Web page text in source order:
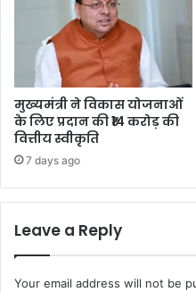
मुख्यमंत्री ने विकास योजनाओं
के लिए प्रदान की ₹14 करोड़ की
वित्तीय स्वीकृति
7 days ago
Leave a Reply
Your email address will not be